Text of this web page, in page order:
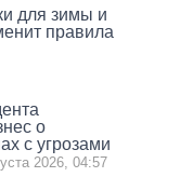
для зимы и
правила
о
с угрозами
2026, 04:57